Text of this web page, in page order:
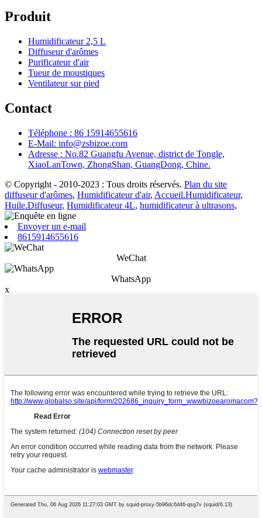
Produit
Humidificateur 2,5 L
Diffuseur d'arômes
Purificateur d'air
Tueur de moustiques
Ventilateur sur pied
Contact
Téléphone : 86 15914655616
E-Mail: info@zsbizoe.com
Adresse : No.82 Guangfu Avenue, district de Tongle,
XiaoLanTown, ZhongShan, GuangDong, Chine.
© Copyright - 2010-2023 : Tous droits réservés. Plan du site
diffuseur d'arômes, Humidificateur d'air, Accueil.Humidificateur,
Huile.Diffuseur, Humidificateur 4L, humidificateur à ultrasons,
Envoyer un e-mail
8615914655616
WeChat
WhatsApp
x